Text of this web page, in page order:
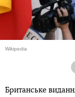
Wikipedia
Британське